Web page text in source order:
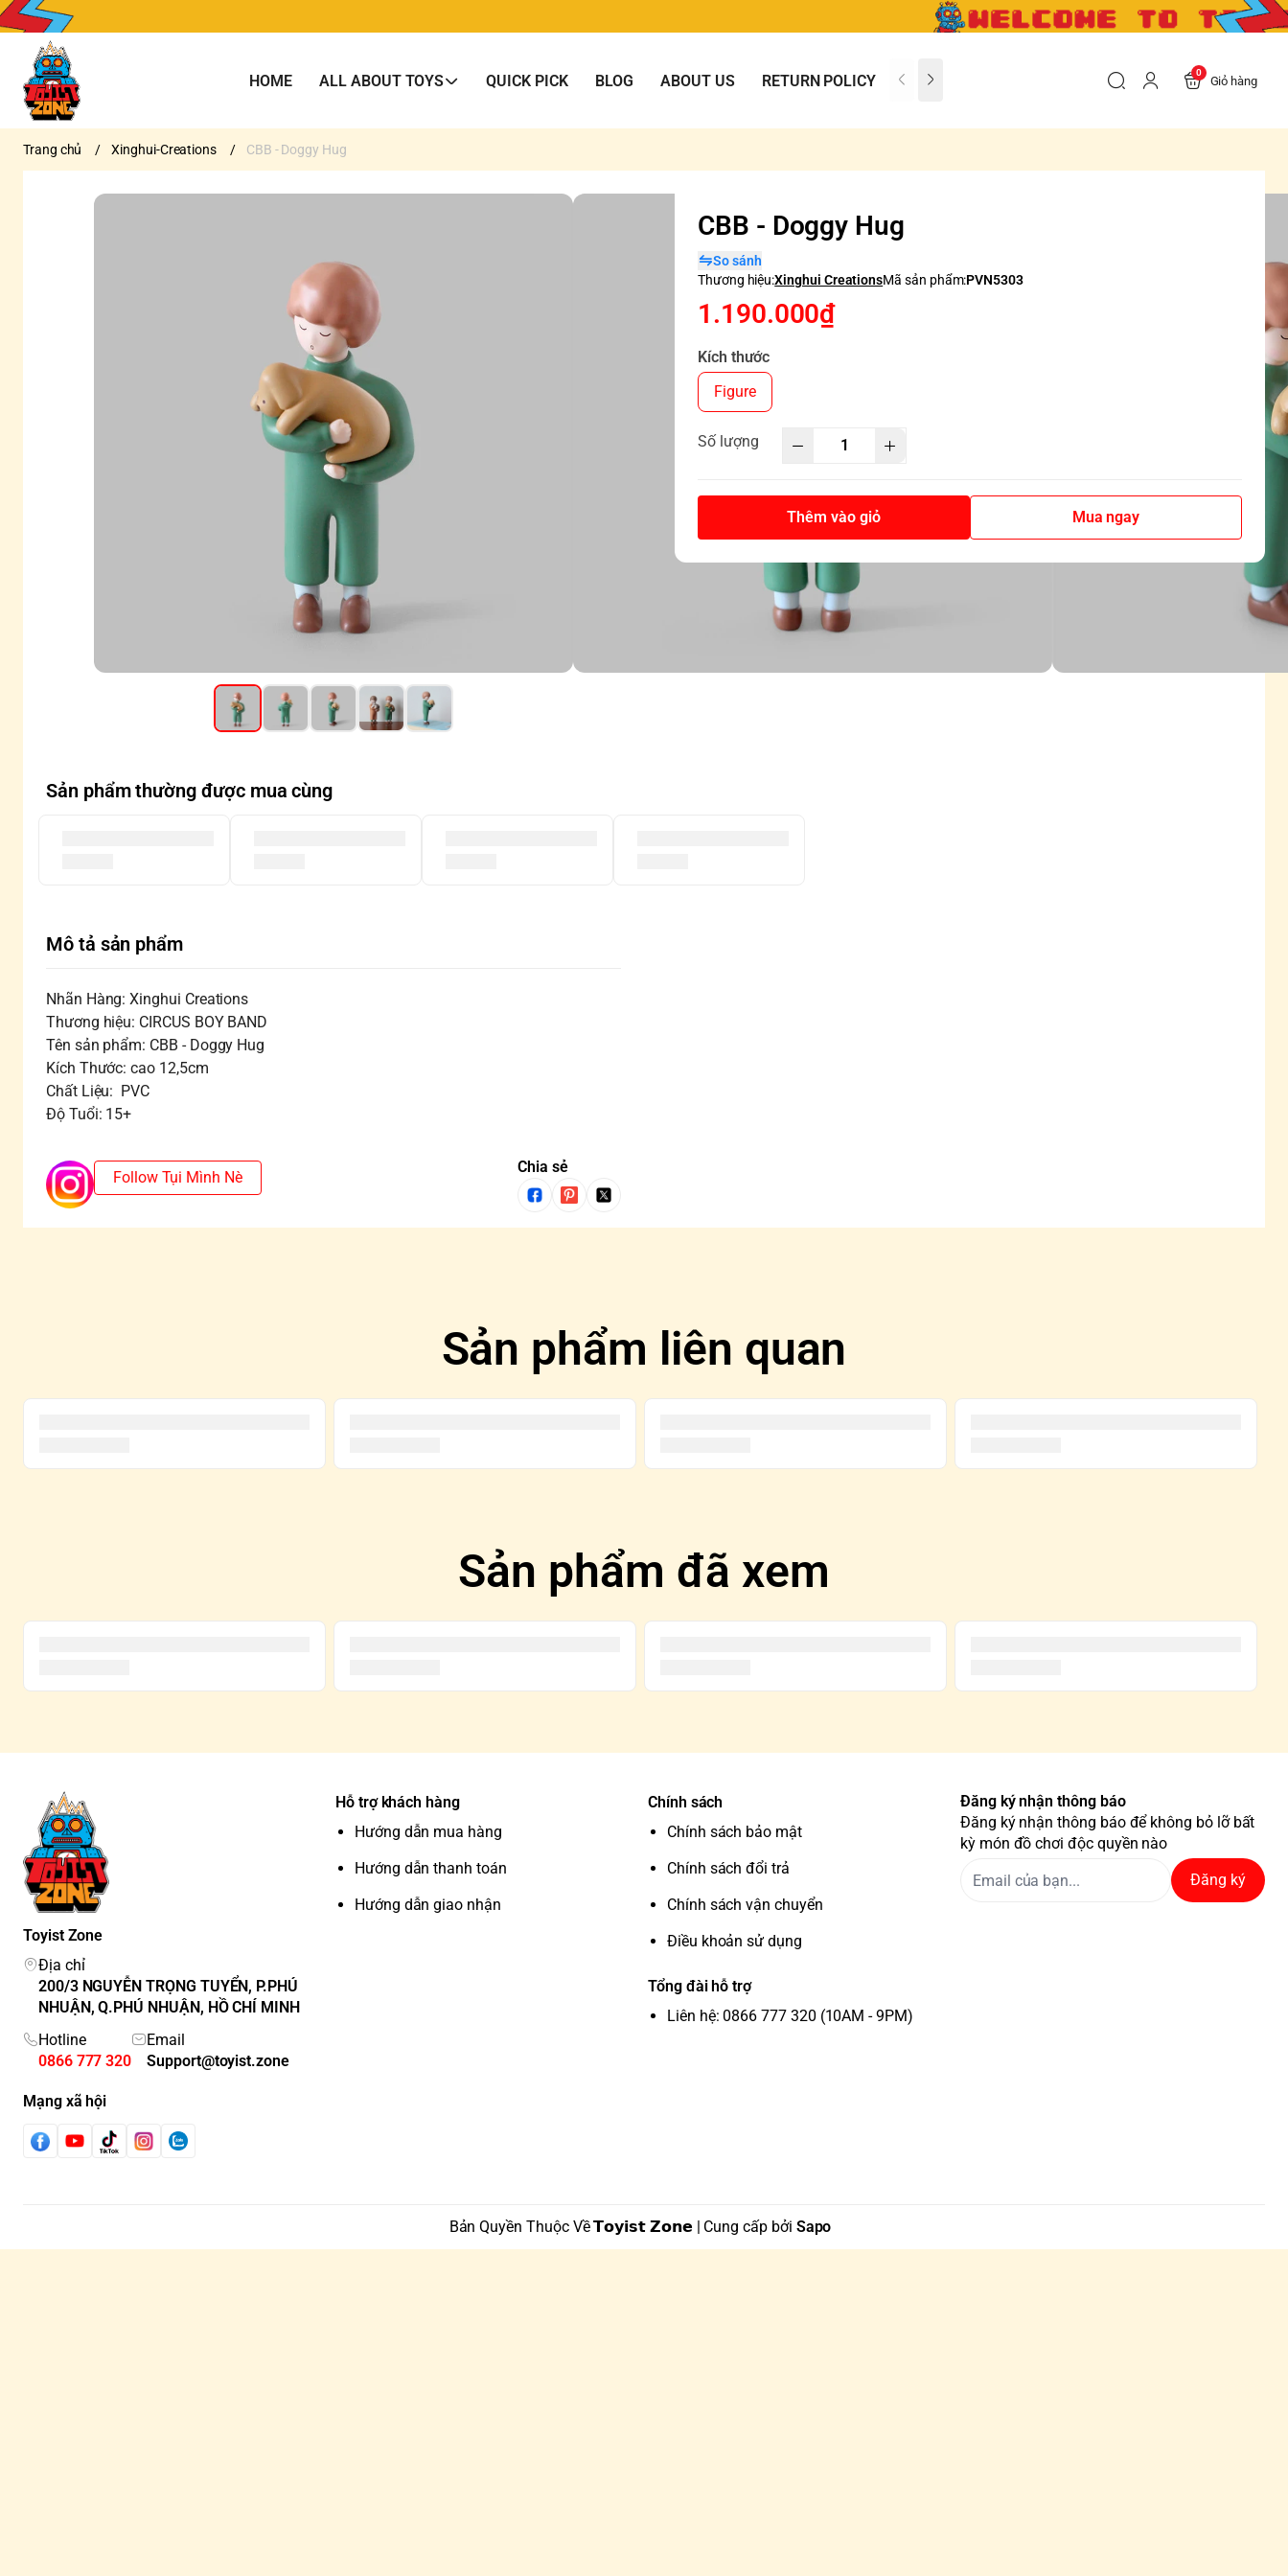
HOME ALL ABOUT TOYS QUICK PICK BLOG ABOUT US RETURN POLICY CONTACT US 0
Giỏ hàng
Trang chủ / Xinghui-Creations / CBB - Doggy Hug
CBB - Doggy Hug
So sánh
Thương hiệu:Xinghui CreationsMã sản phẩm:PVN5303
1.190.000₫
Kích thước
Figure
Số lượng
Thêm vào giỏ Mua ngay
Sản phẩm thường được mua cùng
Mô tả sản phẩm
Nhãn Hàng: Xinghui Creations
Thương hiệu: CIRCUS BOY BAND
Tên sản phẩm: CBB - Doggy Hug
Kích Thước: cao 12,5cm
Chất Liệu: PVC
Độ Tuổi: 15+
Follow Tụi Mình Nè
Chia sẻ
Sản phẩm liên quan
Sản phẩm đã xem
Toyist Zone
Địa chỉ
200/3 NGUYỄN TRỌNG TUYỂN, P.PHÚ
NHUẬN, Q.PHÚ NHUẬN, HỒ CHÍ MINH
Hotline
0866 777 320
Email
Support@toyist.zone
Mạng xã hội
Hỗ trợ khách hàng
Hướng dẫn mua hàng
Hướng dẫn thanh toán
Hướng dẫn giao nhận
Chính sách
Chính sách bảo mật
Chính sách đổi trả
Chính sách vận chuyển
Điều khoản sử dụng
Tổng đài hỗ trợ
Liên hệ: 0866 777 320 (10AM - 9PM)
Đăng ký nhận thông báo
Đăng ký nhận thông báo để không bỏ lỡ bất
kỳ món đồ chơi độc quyền nào
Đăng ký
Bản Quyền Thuộc Về 𝗧𝗼𝘆𝗶𝘀𝘁 𝗭𝗼𝗻𝗲 | Cung cấp bởi Sapo